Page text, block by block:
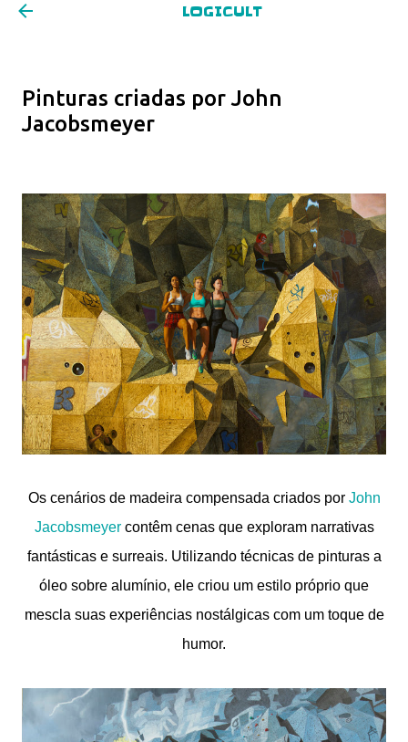
LOGICULT
Pinturas criadas por John
Jacobsmeyer
Os cenários de madeira compensada criados por John
Jacobsmeyercontêm cenas que exploram narrativas
fantásticas e surreais. Utilizando técnicas de pinturas a
óleo sobre alumínio, ele criou um estilo próprio que
mescla suas experiências nostálgicas com um toque de
humor.